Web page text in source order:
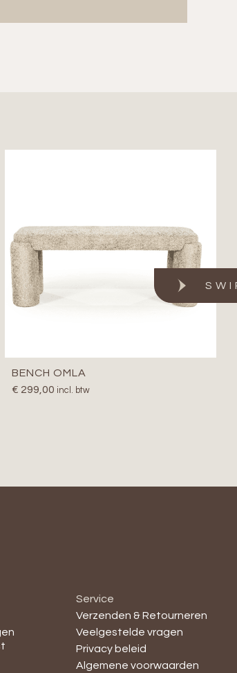
BENCH OMLA
€ 299,00 incl. btw
Service
Verzenden & Retourneren
Veelgestelde vragen
Privacy beleid
Algemene voorwaarden